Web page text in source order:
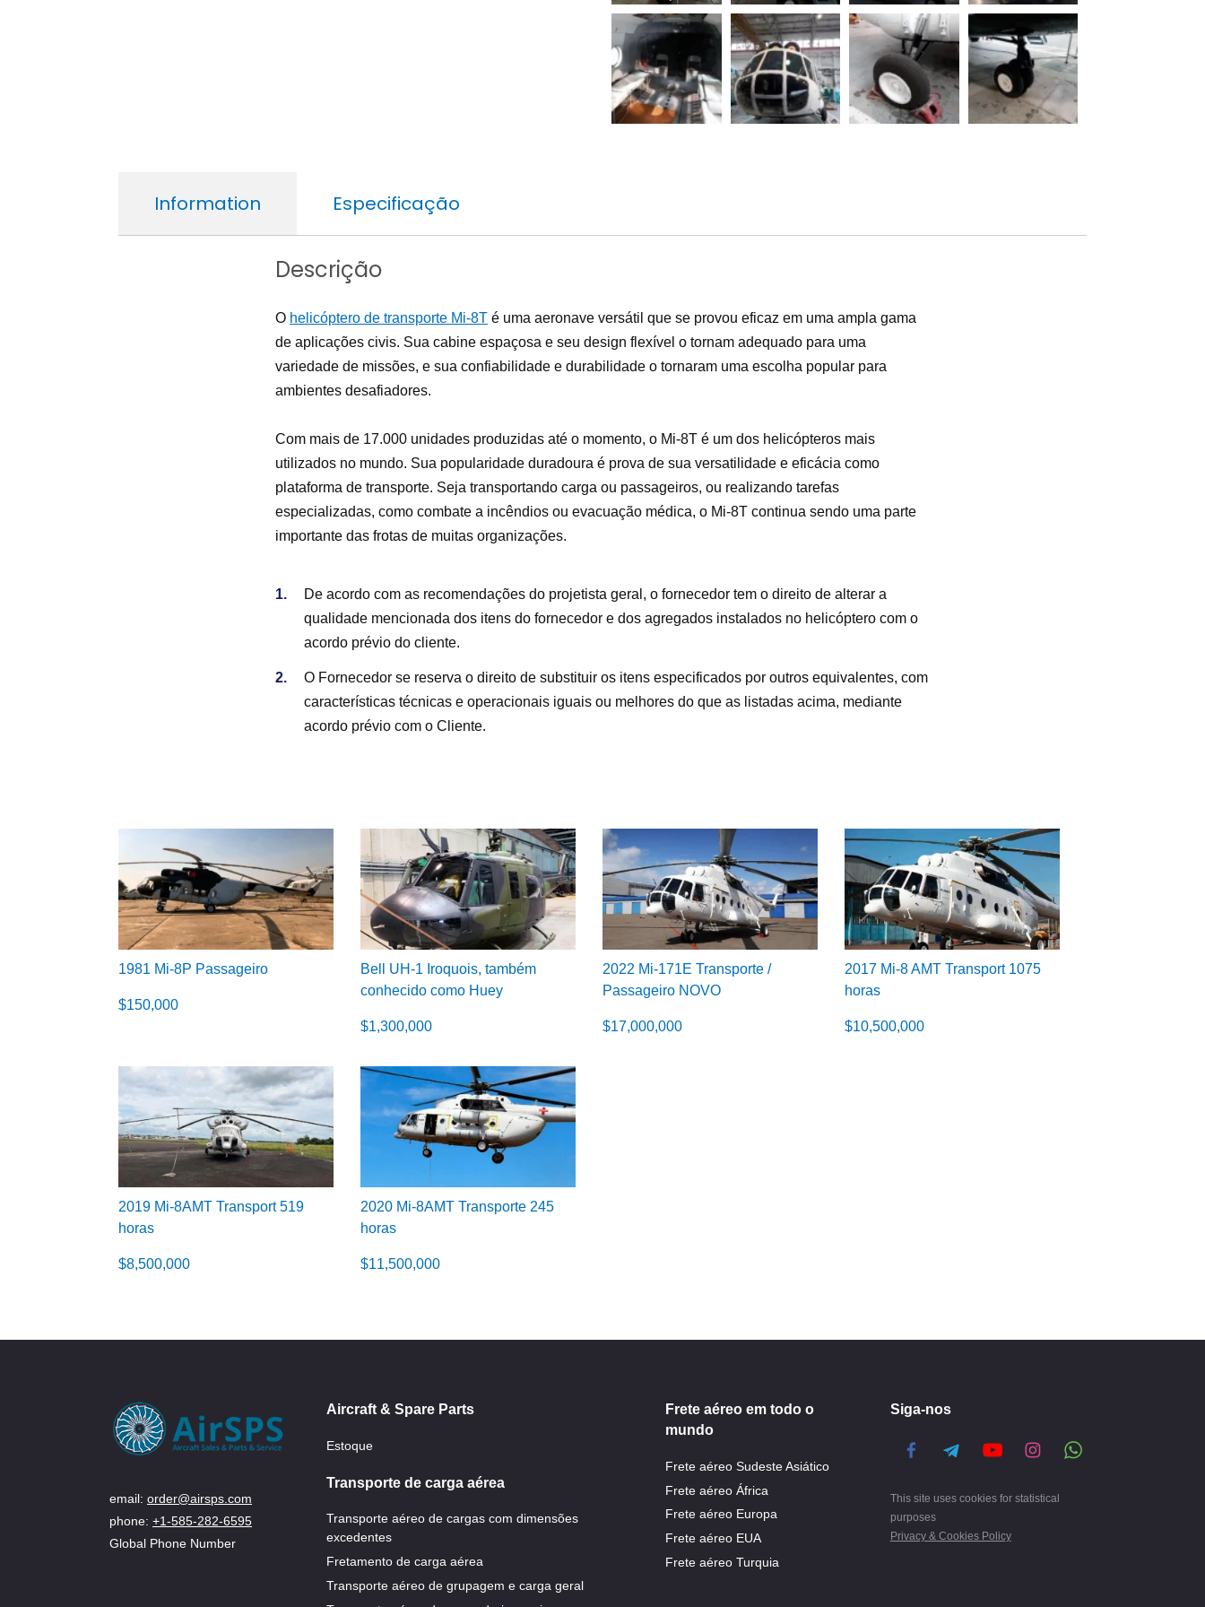
Information Especificação
Descrição
O helicóptero de transporte Mi-8T é uma aeronave versátil que se provou eficaz em uma ampla gama
de aplicações civis. Sua cabine espaçosa e seu design flexível o tornam adequado para uma
variedade de missões, e sua confiabilidade e durabilidade o tornaram uma escolha popular para
ambientes desafiadores.
Com mais de 17.000 unidades produzidas até o momento, o Mi-8T é um dos helicópteros mais
utilizados no mundo. Sua popularidade duradoura é prova de sua versatilidade e eficácia como
plataforma de transporte. Seja transportando carga ou passageiros, ou realizando tarefas
especializadas, como combate a incêndios ou evacuação médica, o Mi-8T continua sendo uma parte
importante das frotas de muitas organizações.
De acordo com as recomendações do projetista geral, o fornecedor tem o direito de alterar a
qualidade mencionada dos itens do fornecedor e dos agregados instalados no helicóptero com o
acordo prévio do cliente.
O Fornecedor se reserva o direito de substituir os itens especificados por outros equivalentes, com
características técnicas e operacionais iguais ou melhores do que as listadas acima, mediante
acordo prévio com o Cliente.
1981 Mi-8P Passageiro
$150,000
Bell UH-1 Iroquois, também
conhecido como Huey
$1,300,000
2022 Mi-171E Transporte /
Passageiro NOVO
$17,000,000
2017 Mi-8 AMT Transport 1075
horas
$10,500,000
2019 Mi-8AMT Transport 519
horas
$8,500,000
2020 Mi-8AMT Transporte 245
horas
$11,500,000
email: order@airsps.com
phone: +1-585-282-6595
Global Phone Number
Aircraft & Spare Parts
Estoque
Transporte de carga aérea
Transporte aéreo de cargas com dimensões
excedentes
Fretamento de carga aérea
Transporte aéreo de grupagem e carga geral
Frete aéreo em todo o
mundo
Frete aéreo Sudeste Asiático
Frete aéreo África
Frete aéreo Europa
Frete aéreo EUA
Frete aéreo Turquia
Siga-nos
This site uses cookies for statistical
purposes
Privacy & Cookies Policy